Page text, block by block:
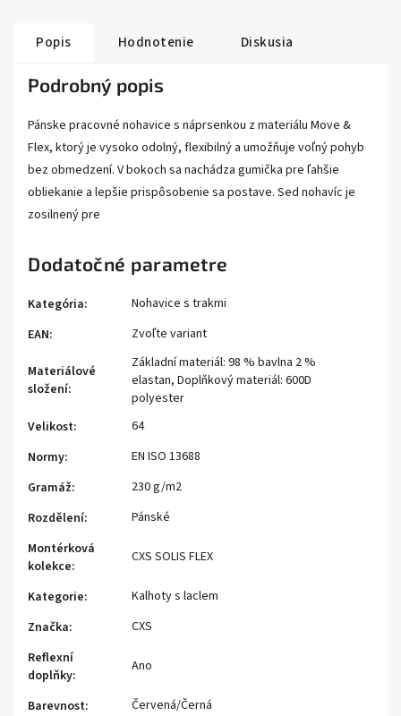
Popis Hodnotenie Diskusia
Podrobný popis
Pánske pracovné nohavice s náprsenkou z materiálu Move &
Flex, ktorý je vysoko odolný, flexibilný a umožňuje voľný pohyb
bez obmedzení. V bokoch sa nachádza gumička pre ľahšie
obliekanie a lepšie prispôsobenie sa postave. Sed nohavíc je
zosilnený pre
Dodatočné parametre
Kategória:
Nohavice s trakmi
EAN: Zvoľte variant
Materiálové
složení:
Základní materiál: 98 % bavlna 2 %
elastan, Doplňkový materiál: 600D
polyester
Velikost:
64
Normy:
EN ISO 13688
Gramáž:
230 g/m2
Rozdělení:
Pánské
Montérková
kolekce:
CXS SOLIS FLEX
Kategorie:
Kalhoty s laclem
Značka:
CXS
Reflexní
doplňky:
Ano
Barevnost: Červená/Černá